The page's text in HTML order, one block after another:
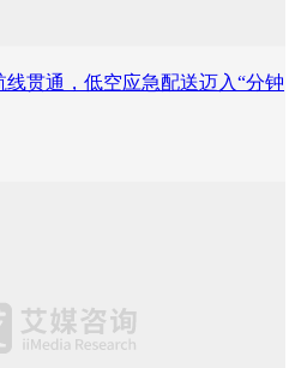
贯通，低空应急配送迈入“分钟